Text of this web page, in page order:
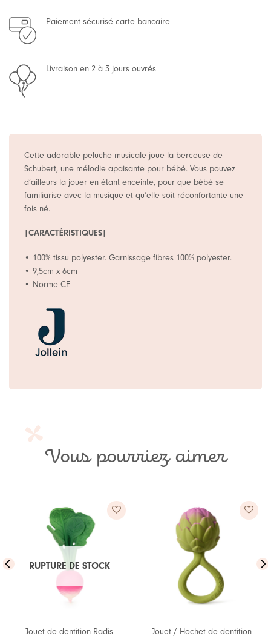
Paiement sécurisé carte bancaire
Livraison en 2 à 3 jours ouvrés
Cette adorable peluche musicale joue la berceuse de
Schubert, une mélodie apaisante pour bébé. Vous pouvez
d’ailleurs la jouer en étant enceinte, pour que bébé se
familiarise avec la musique et qu’elle soit réconfortante une
fois né.
|CARACTÉRISTIQUES|
• 100% tissu polyester. Garnissage fibres 100% polyester.
• 9,5cm x 6cm
• Norme CE
Vous pourriez aimer
liste de
RUPTURE DE STOCK
Jouet de dentition Radis
Jouet / Hochet de dentition